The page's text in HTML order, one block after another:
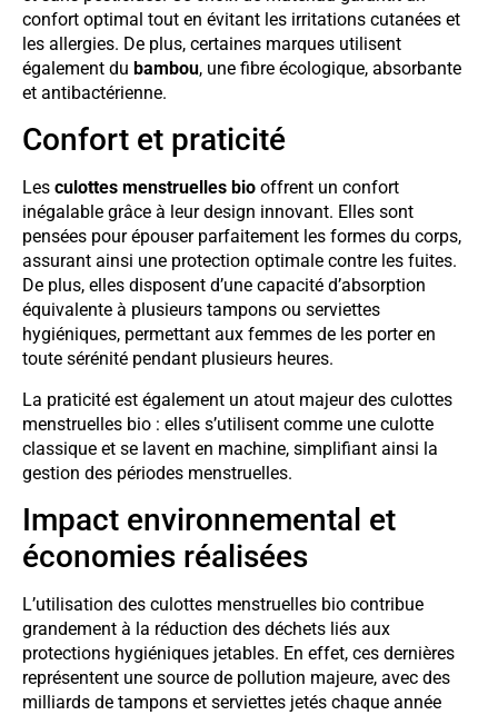
confort optimal tout en évitant les irritations cutanées et
les allergies. De plus, certaines marques utilisent
également du bambou, une fibre écologique, absorbante
et antibactérienne.
Confort et praticité
Les culottes menstruelles bio offrent un confort
inégalable grâce à leur design innovant. Elles sont
pensées pour épouser parfaitement les formes du corps,
assurant ainsi une protection optimale contre les fuites.
De plus, elles disposent d’une capacité d’absorption
équivalente à plusieurs tampons ou serviettes
hygiéniques, permettant aux femmes de les porter en
toute sérénité pendant plusieurs heures.
La praticité est également un atout majeur des culottes
menstruelles bio : elles s’utilisent comme une culotte
classique et se lavent en machine, simplifiant ainsi la
gestion des périodes menstruelles.
Impact environnemental et
économies réalisées
L’utilisation des culottes menstruelles bio contribue
grandement à la réduction des déchets liés aux
protections hygiéniques jetables. En effet, ces dernières
représentent une source de pollution majeure, avec des
milliards de tampons et serviettes jetés chaque année